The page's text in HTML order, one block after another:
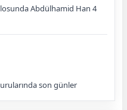
Abdülhamid Han 4
son günler